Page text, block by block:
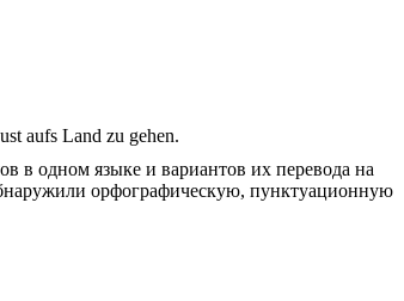
aufs Land zu gehen.
в одном языке и вариантов их перевода на
орфографическую, пунктуационную